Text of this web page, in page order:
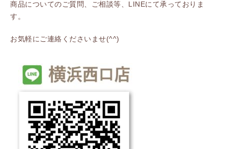
商品についてのご質問、ご相談等、LINEにて承っておりま
す。
お気軽にご連絡くださいませ(^^)